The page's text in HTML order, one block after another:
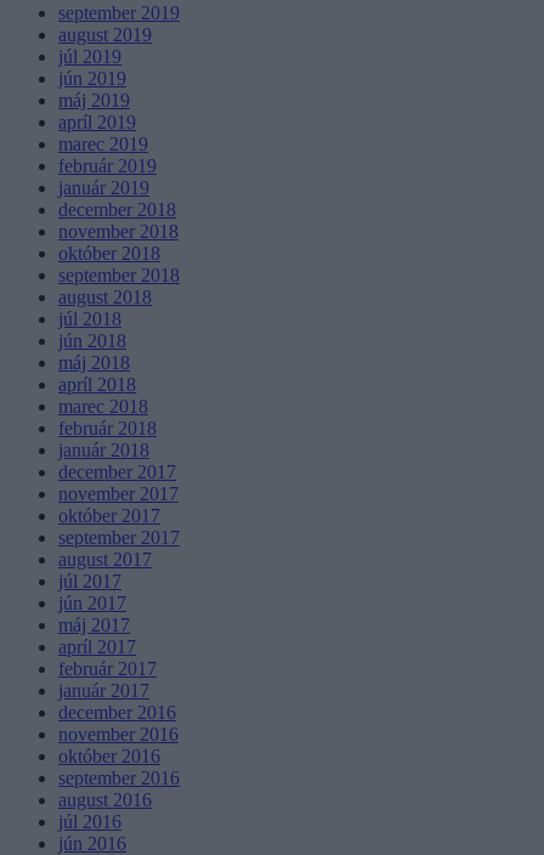
september 2019
august 2019
júl 2019
jún 2019
máj 2019
apríl 2019
marec 2019
február 2019
január 2019
december 2018
november 2018
október 2018
september 2018
august 2018
júl 2018
jún 2018
máj 2018
apríl 2018
marec 2018
február 2018
január 2018
december 2017
november 2017
október 2017
september 2017
august 2017
júl 2017
jún 2017
máj 2017
apríl 2017
február 2017
január 2017
december 2016
november 2016
október 2016
september 2016
august 2016
júl 2016
jún 2016